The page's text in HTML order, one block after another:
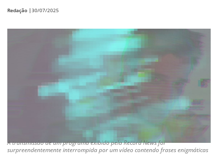
Redação |30/07/2025
A transmissão de um programa exibido pela Record News foi
surpreendentemente interrompida por um vídeo contendo frases enigmáticas